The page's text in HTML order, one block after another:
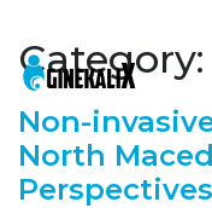
Main
Category:
Non-
North
Perspectives